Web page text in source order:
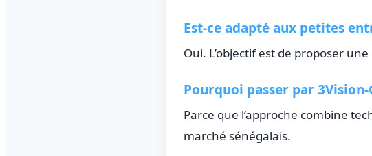
Est-ce adapté aux petites
Oui. L’objectif est de proposer
Pourquoi passer par 3Vision-
Parce que l’approche combine
marché sénégalais.